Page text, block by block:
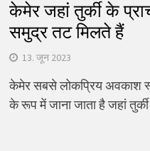
केमेर जहां तुर्की के
समुद्र तट मिलते हैं
13. जून 2023
केमेर सबसे लोकप्रिय अवकाश
के रूप में जाना जाता है जहां